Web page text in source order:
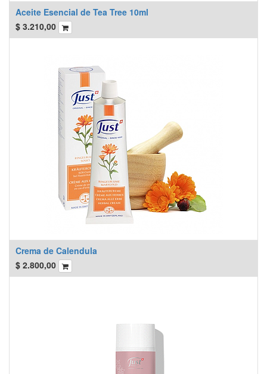
Aceite Esencial de Tea Tree 10ml
$ 3.210,00
Crema de Calendula
$ 2.800,00